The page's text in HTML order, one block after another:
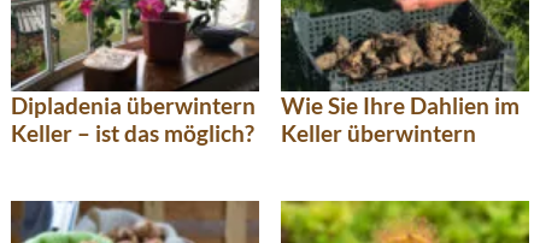
Dipladenia überwintern
Keller – ist das möglich?
Wie Sie Ihre Dahlien im
Keller überwintern